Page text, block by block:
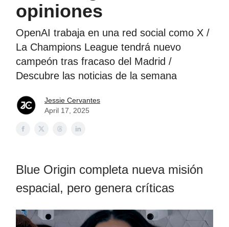
opiniones
OpenAI trabaja en una red social como X /
La Champions League tendrá nuevo
campeón tras fracaso del Madrid /
Descubre las noticias de la semana
Jessie Cervantes
April 17, 2025
Blue Origin completa nueva misión
espacial, pero genera críticas